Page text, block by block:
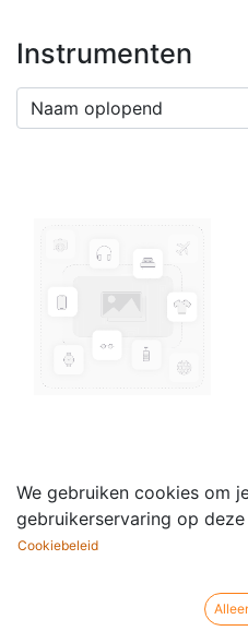
Instrumenten
Blokfluit alt B ahorn
2300 dubbele boring
259,00 €
We gebruiken cookies om
gebruikerservaring op
Cookiebeleid